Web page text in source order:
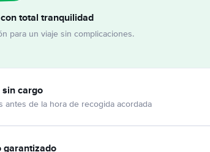
total tranquilidad
para un viaje sin complicaciones.
sin cargo
antes de la hora de recogida acordada
garantizado